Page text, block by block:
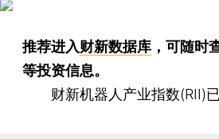
推荐进入财新数据库 ，可随时
等投资信息。
财新机器人产业指数(RII)已